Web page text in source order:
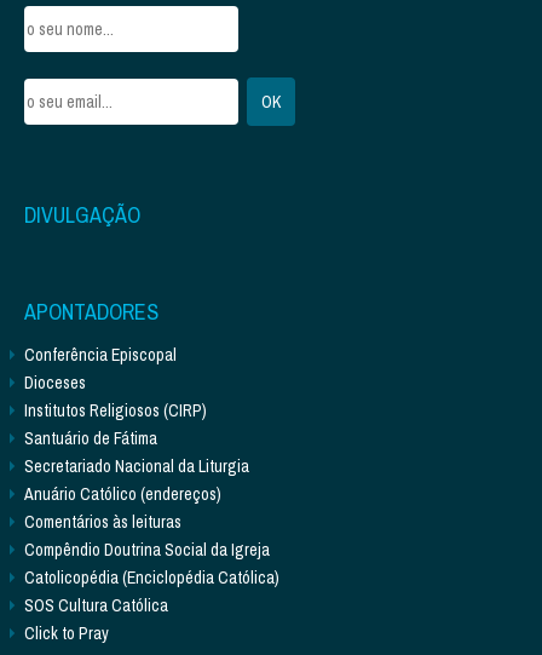
DIVULGAÇÃO
APONTADORES
Conferência Episcopal
Dioceses
Institutos Religiosos (CIRP)
Santuário de Fátima
Secretariado Nacional da Liturgia
Anuário Católico (endereços)
Comentários às leituras
Compêndio Doutrina Social da Igreja
Catolicopédia (Enciclopédia Católica)
SOS Cultura Católica
Click to Pray